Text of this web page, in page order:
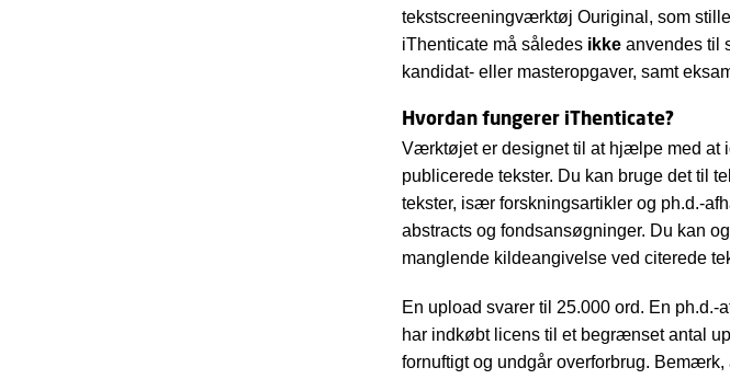
tekstscreeningværktøj Ouriginal, som
iThenticate må således ikkeanvendes til
kandidat- eller masteropgaver, samt
Hvordan fungerer iThenticate?
Værktøjet er designet til at hjælpe med at
publicerede tekster. Du kan bruge det til
tekster, især forskningsartikler og ph.d.-
abstracts og fondsansøgninger. Du kan
manglende kildeangivelse ved citerede
En upload svarer til 25.000 ord. En
har indkøbt licens til et begrænset antal
fornuftigt og undgår overforbrug.